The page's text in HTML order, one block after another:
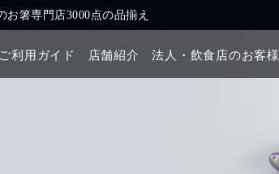
箸専門店3000点の品揃え
利用ガイド 店舗紹介 法人・飲食店のお客様